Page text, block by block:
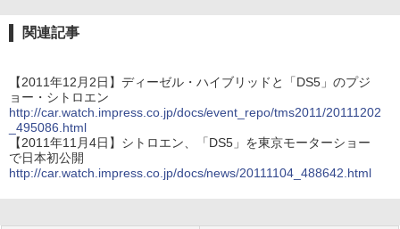
関連記事
【2011年12月2日】ディーゼル・ハイブリッドと「DS5」のプジ
ョー・シトロエン
http://car.watch.impress.co.jp/docs/event_repo/tms2011/20111202
_495086.html
【2011年11月4日】シトロエン、「DS5」を東京モーターショー
で日本初公開
http://car.watch.impress.co.jp/docs/news/20111104_488642.html